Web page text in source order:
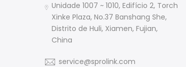
Unidade 1007 ~ 1010, Edifício 2, Torch
Xinke Plaza, No.37 Banshang She,
Distrito de Huli, Xiamen, Fujian,
China
service@sprolink.com